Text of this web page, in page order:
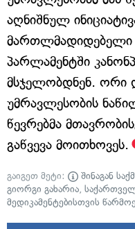
აღნიშნულ
მართლმადიდებელი
პარლამენტში
მსჯელობდნენ. ორი
უმრავლესობის
წევრებმა
გაწვევა მოითხოვეს.
გაიგეთ მეტი: შინაგან
გიორგი გახარია,
მედიკამენტებისთვის